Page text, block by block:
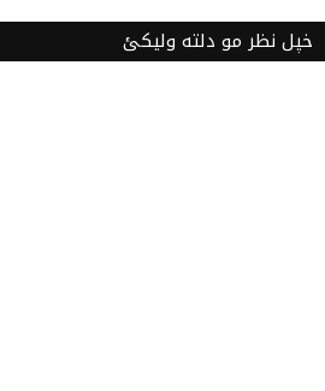
خپل نظر مو دلته ولیکئ